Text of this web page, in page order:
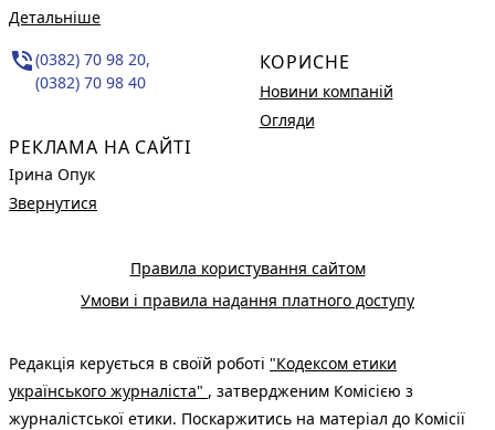
Детальніше
phone_in_talk(0382) 70 98 20,
(0382) 70 98 40
РЕКЛАМА НА САЙТІ
Ірина Опук
Звернутися
КОРИСНЕ
Новини компаній
Огляди
Правила користування сайтом
Умови і правила надання платного доступу
Редакція керується в своїй роботі "Кодексом етики
українського журналіста" , затвердженим Комісією з
журналістської етики. Поскаржитись на матеріал до Комісії